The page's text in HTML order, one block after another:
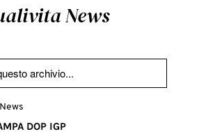
News
DOP IGP